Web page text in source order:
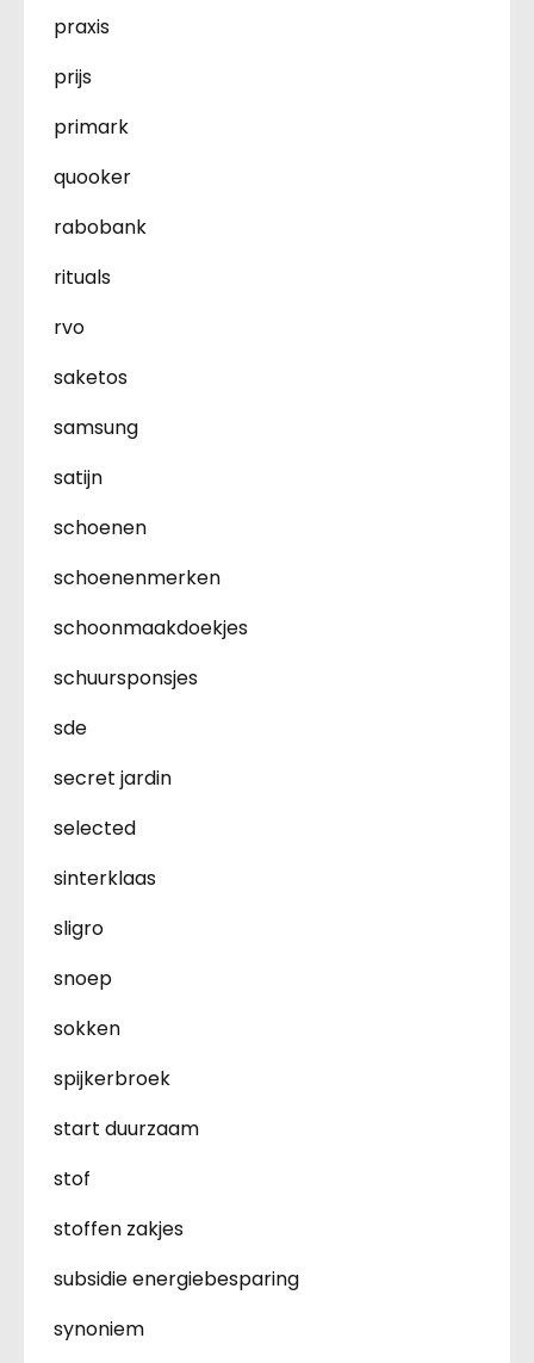
praxis
prijs
primark
quooker
rabobank
rituals
rvo
saketos
samsung
satijn
schoenen
schoenenmerken
schoonmaakdoekjes
schuursponsjes
sde
secret jardin
selected
sinterklaas
sligro
snoep
sokken
spijkerbroek
start duurzaam
stof
stoffen zakjes
subsidie energiebesparing
synoniem